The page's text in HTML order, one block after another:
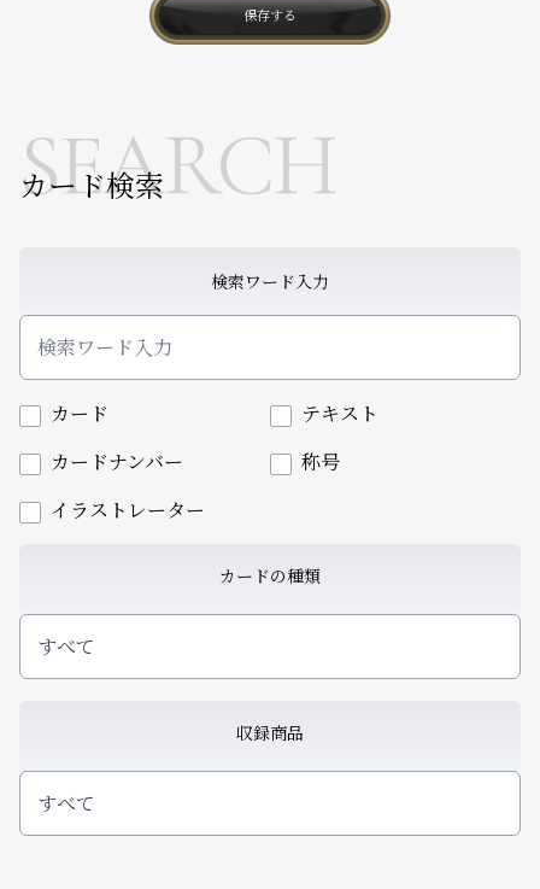
保存する
SEARCH
カード検索
検索ワード入力
カード
テキスト
カードナンバー
称号
イラストレーター
カードの種類
すべて
収録商品
すべて